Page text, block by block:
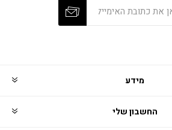
מידע
החשבון שלי